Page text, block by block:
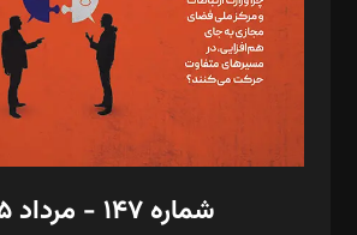
طراح یونیفرم: مجید توکلی
فیلمبرداری و عکاسی: امیر شفیعی، مانی لطفی زاده
گرافیک و صفحه‌آرایی: سید‌سبحان‌علی ثابت
مد‌یر توسعه تجاری: کامبیز برید‌
امور مالی: شاپور رهبری، محمد‌ کاظمی‌نیا
شماره ۱۴۷ - مرداد ۱۴۰۵